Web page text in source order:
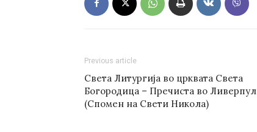
Previous article
Света Литургија во црквата Света
Богородица – Пречиста во Ливерпул
(Спомен на Свети Никола)